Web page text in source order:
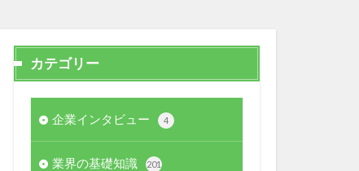
カテゴリー
企業インタビュー 4
業界の基礎知識 201